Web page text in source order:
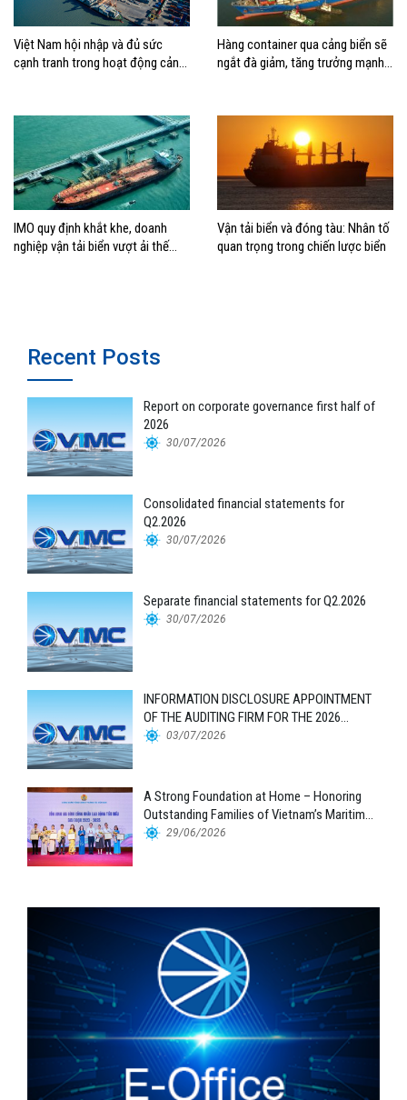
Việt Nam hội nhập và đủ sức
cạnh tranh trong hoạt động cảng
Hàng container qua cảng biển sẽ
ngắt đà giảm, tăng trưởng mạnh
IMO quy định khắt khe, doanh
nghiệp vận tải biển vượt ải thế
Vận tải biển và đóng tàu: Nhân tố
quan trọng trong chiến lược biển
Recent Posts
Report on corporate governance first half of
2026
30/07/2026
Consolidated financial statements for
Q2.2026
30/07/2026
Separate financial statements for Q2.2026
30/07/2026
INFORMATION DISCLOSURE APPOINTMENT
OF THE AUDITING FIRM FOR THE 2026
FINANCIAL STATEMENTS
03/07/2026
A Strong Foundation at Home – Honoring
Outstanding Families of Vietnam’s Maritime
Workforce
29/06/2026